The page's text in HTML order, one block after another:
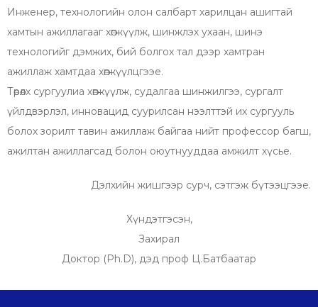
Инженер, технологийн олон салбарт харилцан ашигтай
хамтын ажиллагааг хөгжүүлж, шинжлэх ухаан, шинэ
технологийг дэмжих, бий болгох тал дээр хамтран
ажиллаж хамтдаа хөгжүүлцгээе.
Төрөлх сургуулиа хөгжүүлж, судалгаа шинжилгээ, сургалт
үйлдвэрлэл, инновацид суурилсан нээлттэй их сургууль
болох зорилт тавин ажиллаж байгаа нийт профессор багш,
ажилтан ажиллагсад болон оюутнууддаа амжилт хүсье.
Дэлхийн жишгээр сурч, сэтгэж бүтээцгээе.
Хүндэтгэсэн,
Захирал
Доктор (Ph.D), дэд проф Ц.Батбаатар